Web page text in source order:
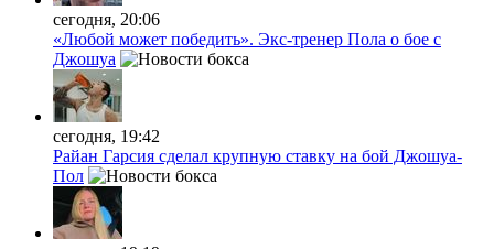
сегодня, 20:06
«Любой может победить». Экс-тренер Пола о бое с
Джошуа
сегодня, 19:42
Райан Гарсия сделал крупную ставку на бой Джошуа-
Пол